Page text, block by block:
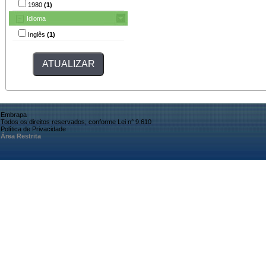
1980 (1)
Idioma
Inglês (1)
Embrapa
Todos os direitos reservados, conforme Lei n° 9.610
Política de Privacidade
Área Restrita